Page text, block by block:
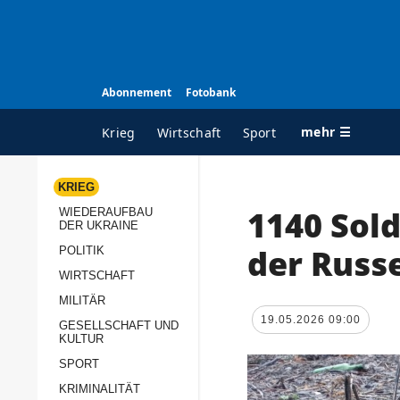
Abonnement Fotobank
Krieg Wirtschaft Sport mehr ☰
ALLE RUBRIKEN
Wiederaufbau der
Politik
Militär
KRIEG
WIEDERAUFBAU
DER UKRAINE
POLITIK
WIRTSCHAFT
MILITÄR
GESELLSCHAFT UND
KULTUR
SPORT
KRIMINALITÄT
1140
der
19.05.2026 09:00